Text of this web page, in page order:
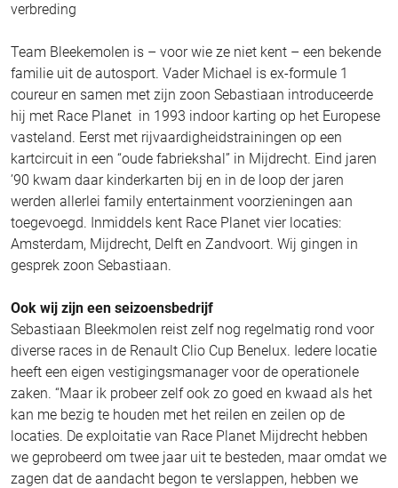
verbreding
Team Bleekemolen is – voor wie ze niet kent – een bekende
familie uit de autosport. Vader Michael is ex-formule 1
coureur en samen met zijn zoon Sebastiaan introduceerde
hij met Race Planet in 1993 indoor karting op het Europese
vasteland. Eerst met rijvaardigheidstrainingen op een
kartcircuit in een “oude fabriekshal” in Mijdrecht. Eind jaren
’90 kwam daar kinderkarten bij en in de loop der jaren
werden allerlei family entertainment voorzieningen aan
toegevoegd. Inmiddels kent Race Planet vier locaties:
Amsterdam, Mijdrecht, Delft en Zandvoort. Wij gingen in
gesprek zoon Sebastiaan.
Ook wij zijn een seizoensbedrijf
Sebastiaan Bleekmolen reist zelf nog regelmatig rond voor
diverse races in de Renault Clio Cup Benelux. Iedere locatie
heeft een eigen vestigingsmanager voor de operationele
zaken. “Maar ik probeer zelf ook zo goed en kwaad als het
kan me bezig te houden met het reilen en zeilen op de
locaties. De exploitatie van Race Planet Mijdrecht hebben
we geprobeerd om twee jaar uit te besteden, maar omdat we
zagen dat de aandacht begon te verslappen, hebben we